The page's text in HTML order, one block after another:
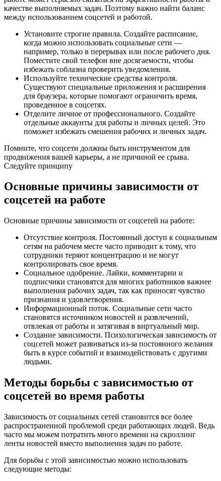
качестве выполняемых задач. Поэтому важно найти баланс
между использованием соцсетей и работой.
Установите строгие правила. Создайте расписание,
когда можно использовать социальные сети —
например, только в перерывах или после рабочего дня.
Поместите свой телефон вне досягаемости, чтобы
избежать соблазна проверить уведомления.
Используйте технические средства контроля.
Существуют специальные приложения и расширения
для браузера, которые помогают ограничить время,
проведенное в соцсетях.
Отделите личное от профессионального. Создайте
отдельные аккаунты для работы и личных целей. Это
поможет избежать смешения рабочих и личных задач.
Помните, что соцсети должны быть инструментом для
продвижения вашей карьеры, а не причиной ее срыва.
Следуйте принципу
Основные причины зависимости от
соцсетей на работе
Основные причины зависимости от соцсетей на работе:
Отсутствие контроля. Постоянный доступ к социальным
сетям на рабочем месте часто приводит к тому, что
сотрудники теряют концентрацию и не могут
контролировать свое время.
Социальное одобрение. Лайки, комментарии и
подписчики становятся для многих работников важнее
выполнения рабочих задач, так как приносят чувство
признания и удовлетворения.
Информационный поток. Социальные сети часто
становятся источником новостей и развлечений,
отвлекая от работы и затягивая в виртуальный мир.
Создание зависимости. Психологическая зависимость от
соцсетей может развиваться из-за постоянного желания
быть в курсе событий и взаимодействовать с другими
людьми.
Методы борьбы с зависимостью от
соцсетей во время работы
Зависимость от социальных сетей становится все более
распространенной проблемой среди работающих людей. Ведь
часто мы можем потратить много времени на скроллинг
ленты новостей вместо выполнения задач по работе.
Для борьбы с этой зависимостью можно использовать
следующие методы: